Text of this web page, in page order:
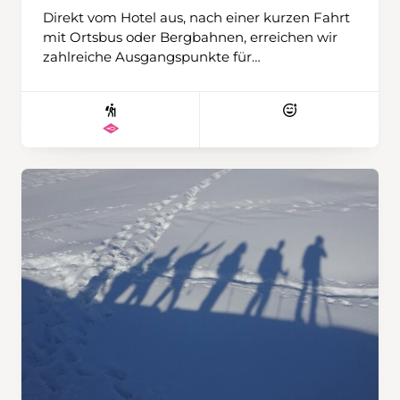
Direkt vom Hotel aus, nach einer kurzen Fahrt
mit Ortsbus oder Bergbahnen, erreichen wir
zahlreiche Ausgangspunkte für
Unternehmung – es ist für alle etwas dabei.
Ziele wie die Tschentenalp, die Tour vom
längere Runden laden zum Entdecken ein.
Den besonders Ambitionierten gelingt
vielleicht sogar der eine oder andere Gipfel mit
klangvollen Namen wie Bunderspitz,
Ammertespitz oder Tschingellochtighore. Wir
wohnen im persönlich geführten und
traditionsreichen Hotel Hari im Schlegeli mit
Halbpension, reichhaltigem Frühstück, 4-